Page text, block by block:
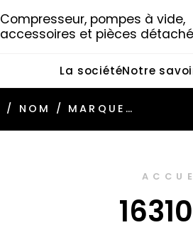
Compresseur, pompes à vide,
accessoires et pièces
La sociétéNotre